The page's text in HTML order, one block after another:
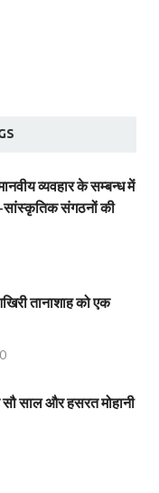
व्यवहार के सम्बन्ध में
संगठनों की
तानाशाह को एक
साल और हसरत मोहानी